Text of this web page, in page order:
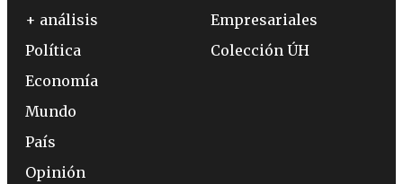
+ análisis
Política
Economía
Mundo
País
Opinión
Empresariales
Colección ÚH